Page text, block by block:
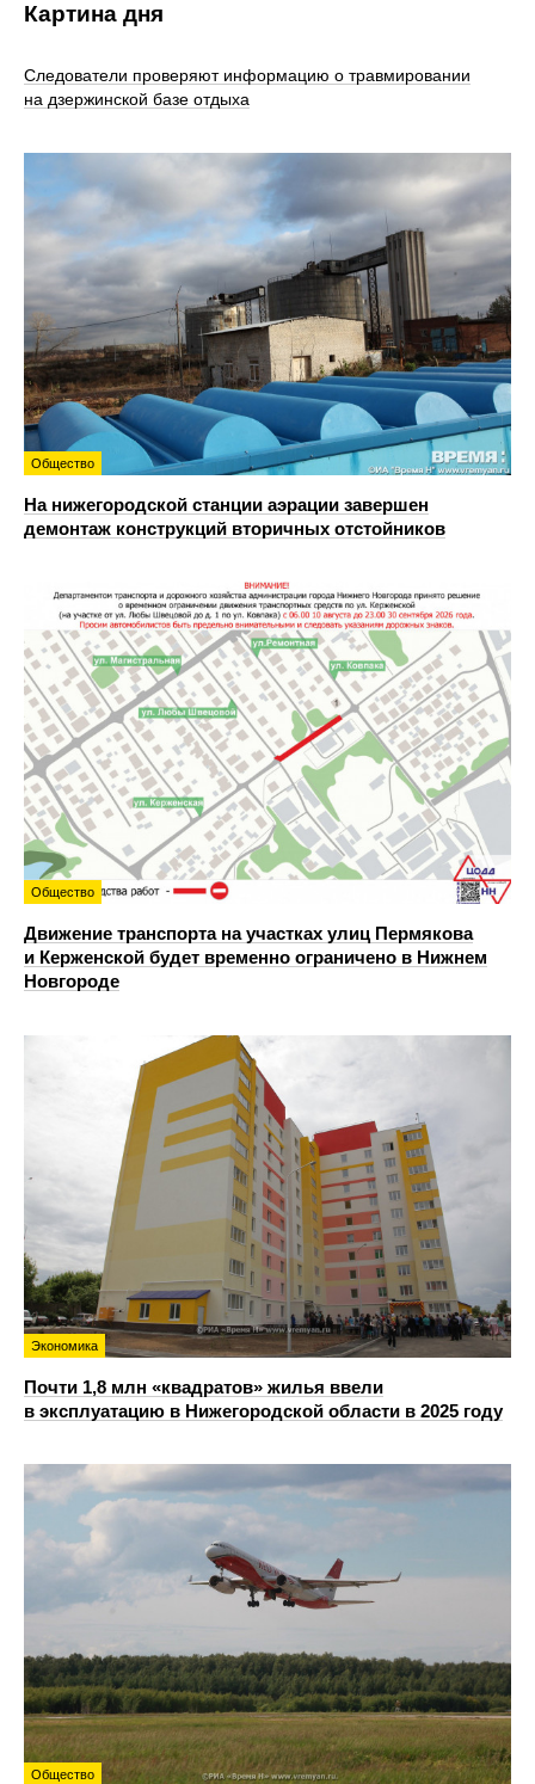
Картина дня
Следователи проверяют информацию о травмировании
на дзержинской базе отдыха
Общество
На нижегородской станции аэрации завершен
демонтаж конструкций вторичных отстойников
Общество
Движение транспорта на участках улиц Пермякова
и Керженской будет временно ограничено в Нижнем
Новгороде
Экономика
Почти 1,8 млн «квадратов» жилья ввели
в эксплуатацию в Нижегородской области в 2025 году
Общество